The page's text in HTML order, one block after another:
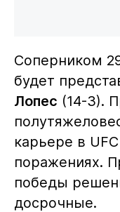
Соперником
будет
Лопес (14-3).
карьере в
поражениях.
победы
досрочные.